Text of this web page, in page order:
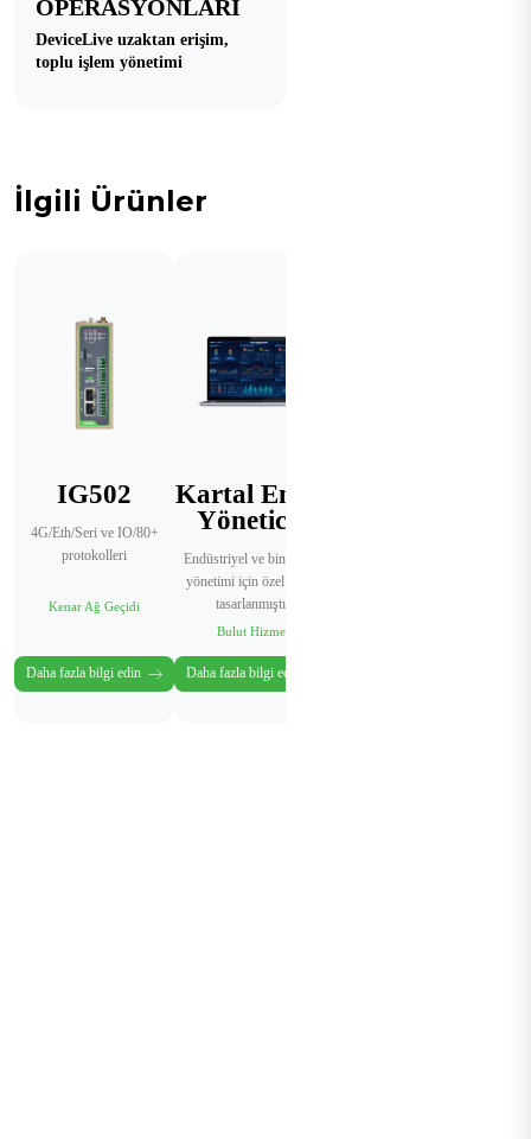
OPERASYONLARI
DeviceLive uzaktan erişim,
toplu işlem yönetimi
İlgili Ürünler
IG502
4G/Eth/Seri ve IO/80+
protokolleri
Kenar Ağ Geçidi
Daha fazla bilgi edin
Kartal Enerji
Yöneticisi
Endüstriyel ve bina enerji
yönetimi için özel olarak
tasarlanmıştır.
Bulut Hizmeti
Daha fazla bilgi edin